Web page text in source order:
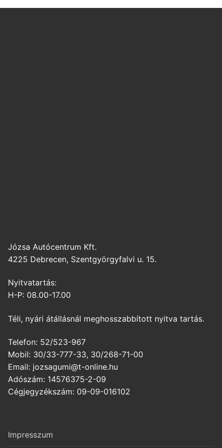
Józsa Autócentrum Kft.
4225 Debrecen, Szentgyörgyfalvi u. 15.
Nyitvatartás:
H-P: 08.00-17.00
Téli, nyári átállásnál meghosszabbított nyitva tartás.
Telefon: 52/523-967
Mobil: 30/33-777-33, 30/268-71-00
Email: jozsagumi@t-online.hu
Adószám: 14576375-2-09
Cégjegyzékszám: 09-09-016102
Impresszum